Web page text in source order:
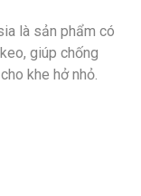
là sản phẩm có
giúp chống
khe hở nhỏ.